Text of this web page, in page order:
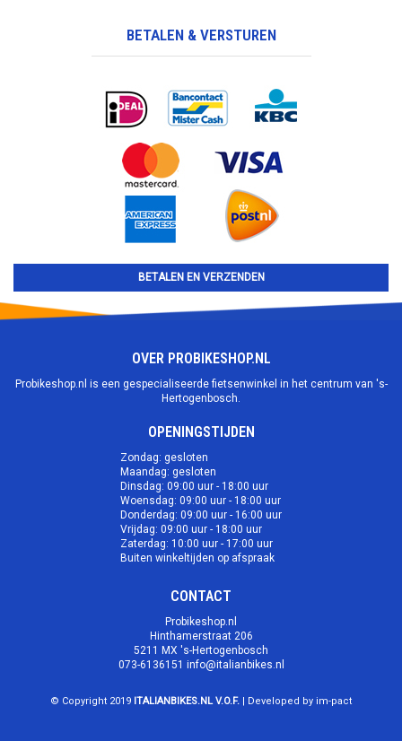
BETALEN & VERSTUREN
BETALEN EN VERZENDEN
OVER PROBIKESHOP.NL
Probikeshop.nl is een gespecialiseerde fietsenwinkel in het centrum van 's-
Hertogenbosch.
OPENINGSTIJDEN
Zondag: gesloten
Maandag: gesloten
Dinsdag: 09:00 uur - 18:00 uur
Woensdag: 09:00 uur - 18:00 uur
Donderdag: 09:00 uur - 16:00 uur
Vrijdag: 09:00 uur - 18:00 uur
Zaterdag: 10:00 uur - 17:00 uur
Buiten winkeltijden op afspraak
CONTACT
Probikeshop.nl
Hinthamerstraat 206
5211 MX 's-Hertogenbosch
073-6136151 info@italianbikes.nl
© Copyright 2019 ITALIANBIKES.NL V.O.F. | Developed by im-pact